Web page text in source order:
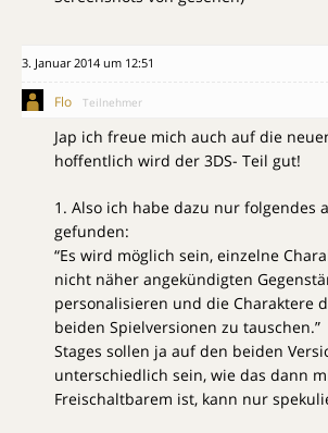
3. Januar 2014 um 12:51
Flo Teilnehmer
Jap ich freue mich auch auf die
hoffentlich wird der 3DS- Teil gut!
1. Also ich habe dazu nur folgendes
gefunden:
“Es wird möglich sein, einzelne
nicht näher angekündigten
personalisieren und die Charaktere
beiden Spielversionen zu tauschen.”
Stages sollen ja auf den beiden
unterschiedlich sein, wie das dann
Freischaltbarem ist, kann nur